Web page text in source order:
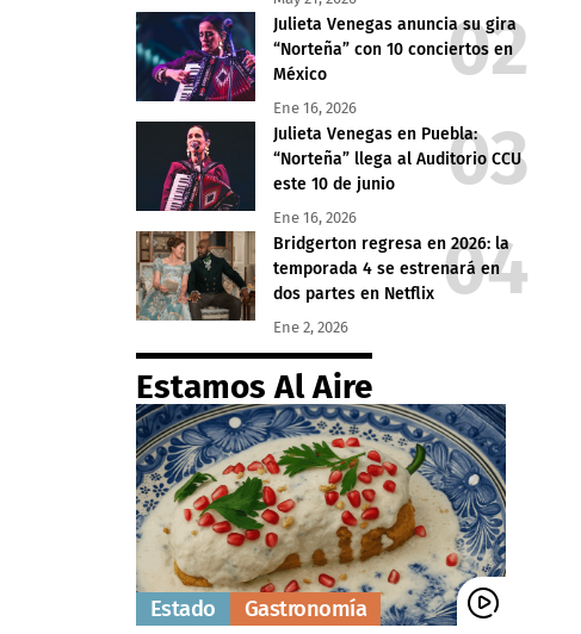
Julieta Venegas anuncia su gira
“Norteña” con 10 conciertos en
México
Ene 16, 2026
Julieta Venegas en Puebla:
“Norteña” llega al Auditorio CCU
este 10 de junio
Ene 16, 2026
Bridgerton regresa en 2026: la
temporada 4 se estrenará en
dos partes en Netflix
Ene 2, 2026
Estamos Al Aire
Estado Gastronomía